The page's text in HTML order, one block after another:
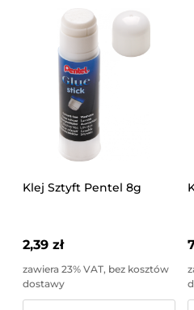
Klej Sztyft Pentel 8g
2,39 zł
zawiera 23% VAT, bez kosztów
dostawy